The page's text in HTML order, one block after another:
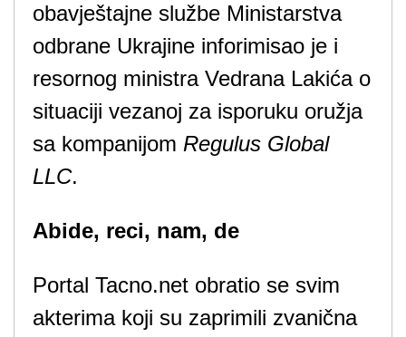
obavještajne službe Ministarstva
odbrane Ukrajine inforimisao je i
resornog ministra Vedrana Lakića o
situaciji vezanoj za isporuku oružja
sa kompanijom Regulus Global
LLC.
Abide, reci, nam, de
Portal Tacno.net obratio se svim
akterima koji su zaprimili zvanična